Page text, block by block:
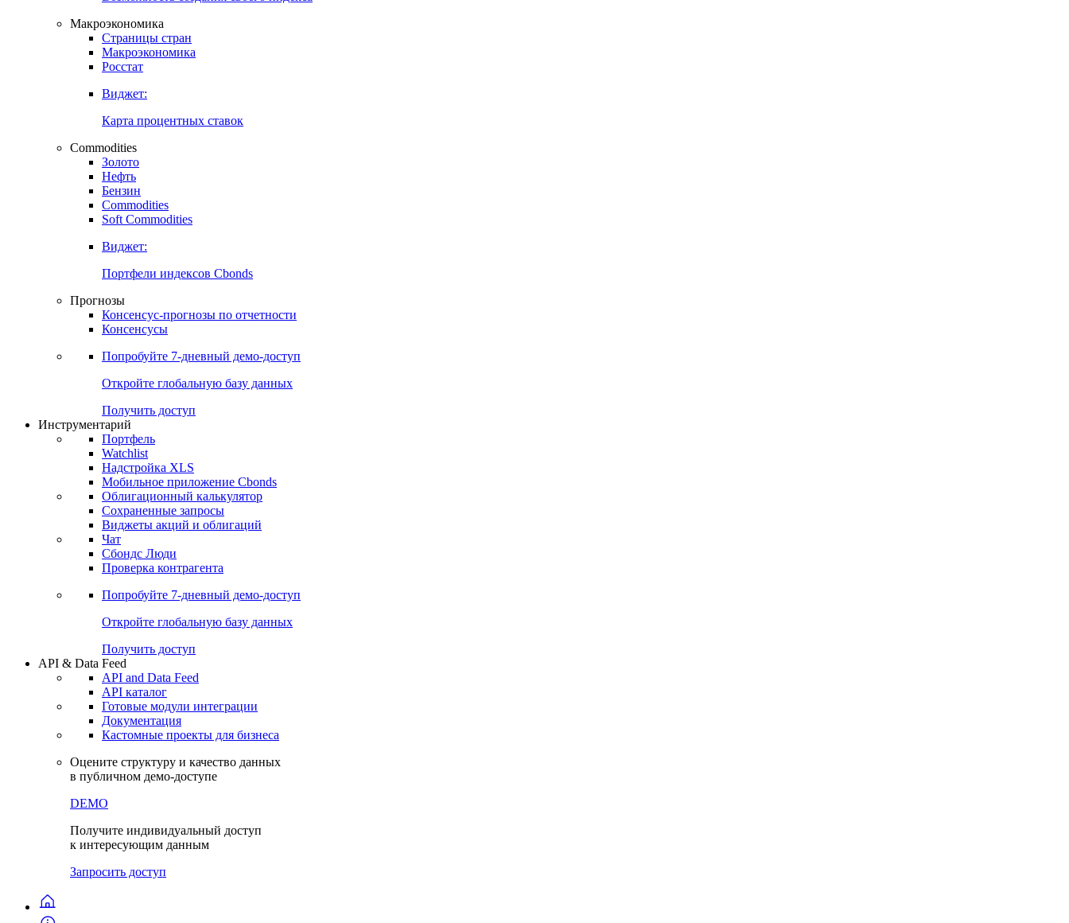
Создать индекс
Возможность создания своего индекса
Макроэкономика
Страницы стран
Макроэкономика
Росстат
Виджет:
Карта процентных ставок
Commodities
Золото
Нефть
Бензин
Commodities
Soft Commodities
Виджет:
Портфели индексов Cbonds
Прогнозы
Консенсус-прогнозы по отчетности
Консенсусы
Попробуйте7-дневный
Откройте глобальную базу данных
Получить доступ
Инструментарий
Портфель
Watchlist
Надстройка XLS
Мобильное приложение Cbonds
Облигационный калькулятор
Сохраненные запросы
Виджеты акций и облигаций
Чат
Сбондс Люди
Проверка контрагента
Попробуйте7-дневный
Откройте глобальную базу данных
Получить доступ
API & Data Feed
API and Data Feed
API каталог
Документация
Кастомные проекты для бизнеса
Оцените структуру и качество данных
в публичном демо-доступе
DEMO
Получите индивидуальный доступ